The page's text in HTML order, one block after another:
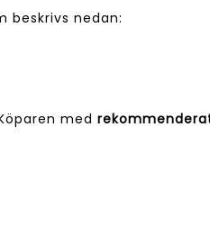
beskrivs nedan:
med